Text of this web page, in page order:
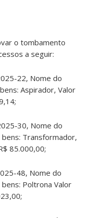
o tombamento
a seguir:
22, Nome do
Aspirador, Valor
30, Nome do
Transformador,
85.000,00;
48, Nome do
Poltrona Valor